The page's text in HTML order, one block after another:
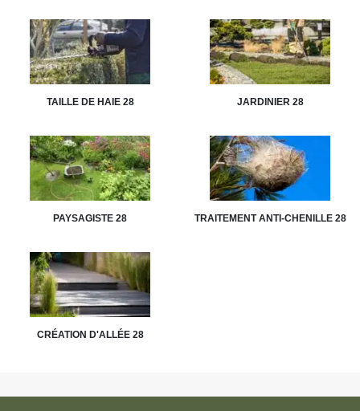
TAILLE DE HAIE 28 JARDINIER 28
PAYSAGISTE 28 TRAITEMENT ANTI-CHENILLE 28
CRÉATION D'ALLÉE 28